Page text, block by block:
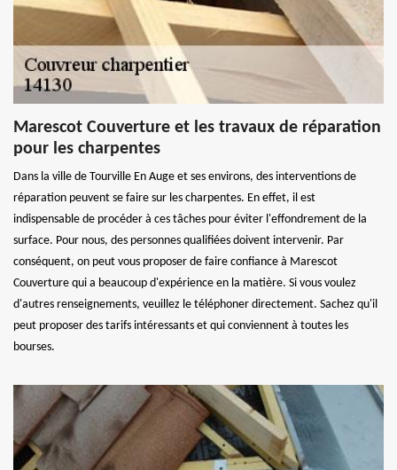
Marescot Couverture et les travaux de réparation
pour les charpentes
Dans la ville de Tourville En Auge et ses environs, des interventions de
réparation peuvent se faire sur les charpentes. En effet, il est
indispensable de procéder à ces tâches pour éviter l'effondrement de la
surface. Pour nous, des personnes qualifiées doivent intervenir. Par
conséquent, on peut vous proposer de faire confiance à Marescot
Couverture qui a beaucoup d'expérience en la matière. Si vous voulez
d'autres renseignements, veuillez le téléphoner directement. Sachez qu'il
peut proposer des tarifs intéressants et qui conviennent à toutes les
bourses.